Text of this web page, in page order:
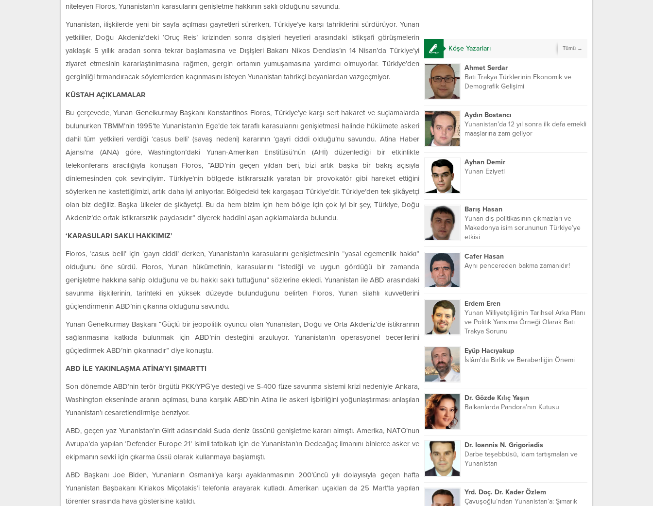
niteleyen Floros, Yunanistan’ın karasularını genişletme hakkının saklı olduğunu savundu.
Yunanistan, ilişkilerde yeni bir sayfa açılması gayretleri sürerken, Türkiye’ye karşı tahriklerini sürdürüyor. Yunan
yetkililer, Doğu Akdeniz’deki ‘Oruç Reis’ krizinden sonra dışişleri heyetleri arasındaki istikşafi görüşmelerin
yaklaşık 5 yıllık aradan sonra tekrar başlamasına ve Dışişleri Bakanı Nikos Dendias’ın 14 Nisan’da Türkiye’yi
ziyaret etmesinin kararlaştırılmasına rağmen, gergin ortamın yumuşamasına yardımcı olmuyorlar. Türkiye’den
gerginliği tırmandıracak söylemlerden kaçınmasını isteyen Yunanistan tahrikçi beyanlardan vazgeçmiyor.
KÜSTAH AÇIKLAMALAR
Bu çerçevede, Yunan Genelkurmay Başkanı Konstantinos Floros, Türkiye’ye karşı sert hakaret ve suçlamalarda
bulunurken TBMM’nin 1995’te Yunanistan’ın Ege’de tek taraflı karasularını genişletmesi halinde hükümete askeri
dahil tüm yetkileri verdiği ‘casus belli’ (savaş nedeni) kararının ‘gayri ciddi olduğu’nu savundu. Atina Haber
Ajansı’na (ANA) göre, Washington’daki Yunan-Amerikan Enstitüsü’nün (AHİ) düzenlediği bir etkinlikte
telekonferans aracılığıyla konuşan Floros, “ABD’nin geçen yıldan beri, bizi artık başka bir bakış açısıyla
dinlemesinden çok sevinçliyim. Türkiye’nin bölgede istikrarsızlık yaratan bir provokatör gibi hareket ettiğini
söylerken ne kastettiğimizi, artık daha iyi anlıyorlar. Bölgedeki tek kargaşacı Türkiye’dir. Türkiye’den tek şikâyetçi
olan biz değiliz. Başka ülkeler de şikâyetçi. Bu da hem bizim için hem bölge için çok iyi bir şey, Türkiye, Doğu
Akdeniz’de ortak istikrarsızlık paydasıdır” diyerek haddini aşan açıklamalarda bulundu.
‘KARASULARI SAKLI HAKKIMIZ’
Floros, ‘casus belli’ için ‘gayrı ciddi’ derken, Yunanistan’ın karasularını genişletmesinin “yasal egemenlik hakkı”
olduğunu öne sürdü. Floros, Yunan hükümetinin, karasularını “istediği ve uygun gördüğü bir zamanda
genişletme hakkına sahip olduğunu ve bu hakkı saklı tuttuğunu” sözlerine ekledi. Yunanistan ile ABD arasındaki
savunma ilişkilerinin, tarihteki en yüksek düzeyde bulunduğunu belirten Floros, Yunan silahlı kuvvetlerini
güçlendirmenin ABD’nin çıkarına olduğunu savundu.
Yunan Genelkurmay Başkanı “Güçlü bir jeopolitik oyuncu olan Yunanistan, Doğu ve Orta Akdeniz’de istikrarının
sağlanmasına katkıda bulunmak için ABD’nin desteğini arzuluyor. Yunanistan’ın operasyonel becerilerini
güçledirmek ABD’nin çıkarınadır” diye konuştu.
ABD İLE YAKINLAŞMA ATİNA’YI ŞIMARTTI
Son dönemde ABD’nin terör örgütü PKK/YPG’ye desteği ve S-400 füze savunma sistemi krizi nedeniyle Ankara,
Washington ekseninde aranın açılması, buna karşılık ABD’nin Atina ile askeri işbirliğini yoğunlaştırması anlaşılan
Yunanistan’ı cesaretlendirmişe benziyor.
ABD, geçen yaz Yunanistan’ın Girit adasındaki Suda deniz üssünü genişletme kararı almıştı. Amerika, NATO’nun
Avrupa’da yapılan ‘Defender Europe 21’ isimli tatbikatı için de Yunanistan’ın Dedeağaç limanını binlerce asker ve
ekipmanın sevki için çıkarma üssü olarak kullanmaya başlamıştı.
ABD Başkanı Joe Biden, Yunanların Osmanlı’ya karşı ayaklanmasının 200’üncü yılı dolayısıyla geçen hafta
Yunanistan Başbakanı Kiriakos Miçotakis’i telefonla arayarak kutladı. Amerikan uçakları da 25 Mart’ta yapılan
törenler sırasında hava gösterisine katıldı.
Köşe Yazarları Tümü →
Ahmet Serdar
Batı Trakya Türklerinin Ekonomik ve
Demografik Gelişimi
Aydın Bostancı
Yunanistan’da 12 yıl sonra ilk defa emekli
maaşlarına zam geliyor
Ayhan Demir
Yunan Eziyeti
Barış Hasan
Yunan dış politikasının çıkmazları ve
Makedonya isim sorununun Türkiye’ye
etkisi
Cafer Hasan
Aynı pencereden bakma zamanıdır!
Erdem Eren
Yunan Milliyetçiliğinin Tarihsel Arka Planı
ve Politik Yansıma Örneği Olarak Batı
Trakya Sorunu
Eyüp Hacıyakup
İslâm’da Birlik ve Beraberliğin Önemi
Dr. Gözde Kılıç Yaşın
Balkanlarda Pandora’nın Kutusu
Dr. Ioannis N. Grigoriadis
Darbe teşebbüsü, idam tartışmaları ve
Yunanistan
Yrd. Doç. Dr. Kader Özlem
Çavuşoğlu’ndan Yunanistan’a: Şımarık